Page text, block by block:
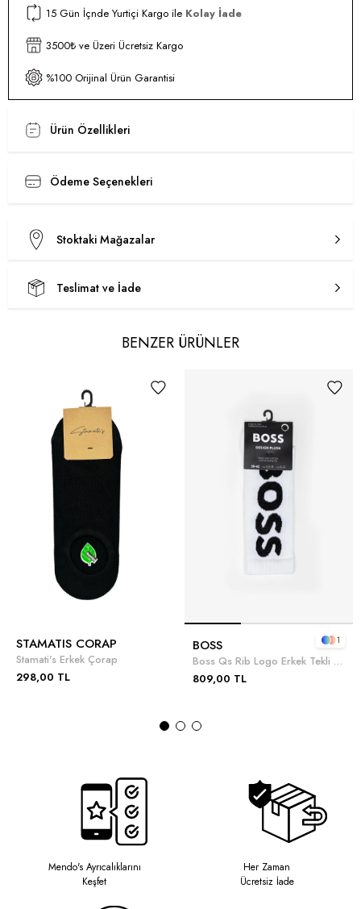
15 Gün İçnde Yurtiçi Kargo ile Kolay İade
3500₺ ve Üzeri Ücretsiz Kargo
%100 Orijinal Ürün Garantisi
Ürün Özellikleri
Ödeme Seçenekleri
Stoktaki Mağazalar
Teslimat ve İade
BENZER ÜRÜNLER
STAMATIS CORAP
Stamati's Erkek Çorap
298,00 TL
BOSS
Boss Qs Rib Logo Erkek Tekli Çorap
809,00 TL
1
Mendo's Ayrıcalıklarını
Keşfet
Her Zaman
Ücretsiz İade